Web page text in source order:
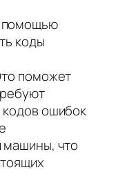
коды
поможет
ошибок
машины, что